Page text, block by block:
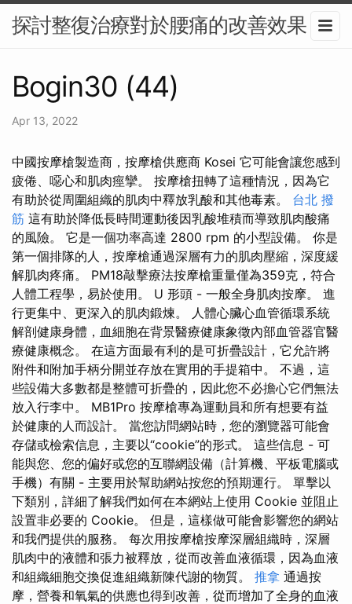
探討整復治療對於腰痛的改善效果
Bogin30 (44)
Apr 13, 2022
中國按摩槍製造商，按摩槍供應商 Kosei 它可能會讓您感到
疲倦、噁心和肌肉痙攣。 按摩槍扭轉了這種情況，因為它
有助於從周圍組織的肌肉中釋放乳酸和其他毒素。 台北 撥
筋 這有助於降低長時間運動後因乳酸堆積而導致肌肉酸痛
的風險。 它是一個功率高達 2800 rpm 的小型設備。 你是
第一個排隊的人，按摩槍通過深層有力的肌肉壓縮，深度緩
解肌肉疼痛。 PM18敲擊療法按摩槍重量僅為359克，符合
人體工程學，易於使用。 U 形頭 - 一般全身肌肉按摩。 進
行更集中、更深入的肌肉鍛煉。 人體心臟心血管循環系統
解剖健康身體，血細胞在背景醫療健康象徵內部血管器官醫
療健康概念。 在這方面最有利的是可折疊設計，它允許將
附件和附加手柄分開並存放在實用的手提箱中。 不過，這
些設備大多數都是整體可折疊的，因此您不必擔心它們無法
放入行李中。 MB1Pro 按摩槍專為運動員和所有想要有益
於健康的人而設計。 當您訪問網站時，您的瀏覽器可能會
存儲或檢索信息，主要以“cookie”的形式。 這些信息 - 可
能與您、您的偏好或您的互聯網設備（計算機、平板電腦或
手機）有關 - 主要用於幫助網站按您的預期運行。 單擊以
下類別，詳細了解我們如何在本網站上使用 Cookie 並阻止
設置非必要的 Cookie。 但是，這樣做可能會影響您的網站
和我們提供的服務。 每次用按摩槍按摩深層組織時，深層
肌肉中的液體和張力被釋放，從而改善血液循環，因為血液
和組織細胞交換促進組織新陳代謝的物質。 推拿 通過按
摩，營養和氧氣的供應也得到改善，從而增加了全身的血液